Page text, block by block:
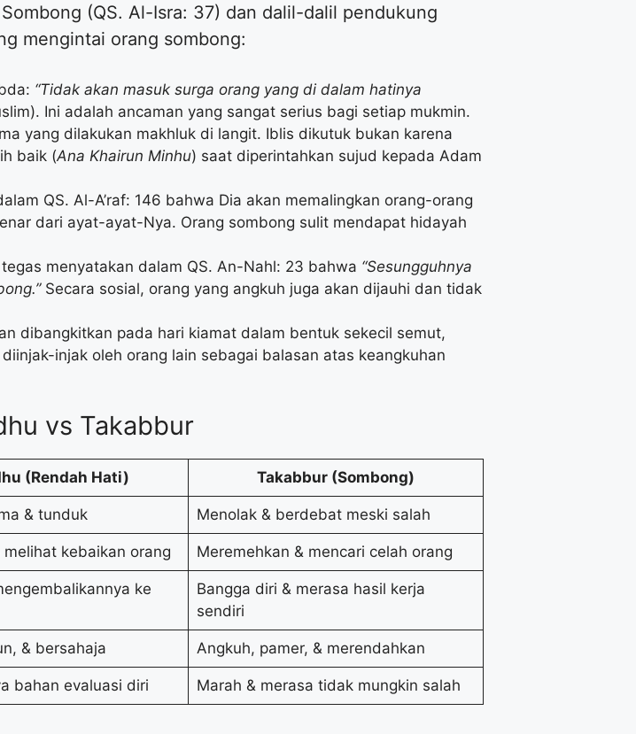
(QS. Al-Isra: 37) dan dalil-dalil pendukung
mengintai orang sombong:
“Tidak akan masuk surga orang yang di dalam hatinya
Ini adalah ancaman yang sangat serius bagi setiap mukmin.
yang dilakukan makhluk di langit. Iblis dikutuk bukan karena
baik (Ana Khairun Minhu) saat diperintahkan sujud kepada Adam
QS. Al-A’raf: 146 bahwa Dia akan memalingkan orang-orang
dari ayat-ayat-Nya. Orang sombong sulit mendapat hidayah
menyatakan dalam QS. An-Nahl: 23 bahwa “Sesungguhnya
Secara sosial, orang yang angkuh juga akan dijauhi dan tidak
dibangkitkan pada hari kiamat dalam bentuk sekecil semut,
injak oleh orang lain sebagai balasan atas keangkuhan
vs Takabbur
(Rendah Hati) Takabbur (Sombong)
& tunduk Menolak & berdebat meski salah
melihat kebaikan orang Meremehkan & mencari celah orang
ke
Bangga diri & merasa hasil kerja
sendiri
& bersahaja Angkuh, pamer, & merendahkan
bahan evaluasi diri Marah & merasa tidak mungkin salah